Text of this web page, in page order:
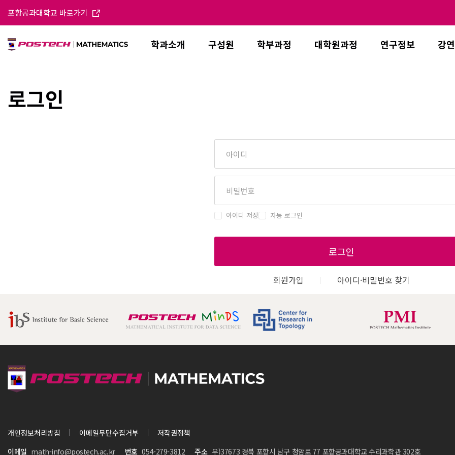
포항공과대학교 바로가기
학과소개 구성원 학부과정 대학원과정 연구정보 강
로그인
아이디 저장 자동 로그인
로그인
회원가입 아이디·비밀번호 찾기
개인정보처리방침 이메일무단수집거부
저작권정책
이메일 math-info@postech.ac.kr 번호 054-279-3812 주소 우)37673 경북 포항시 남구 청암로 77 포항공과대학교 수리과학관 302호